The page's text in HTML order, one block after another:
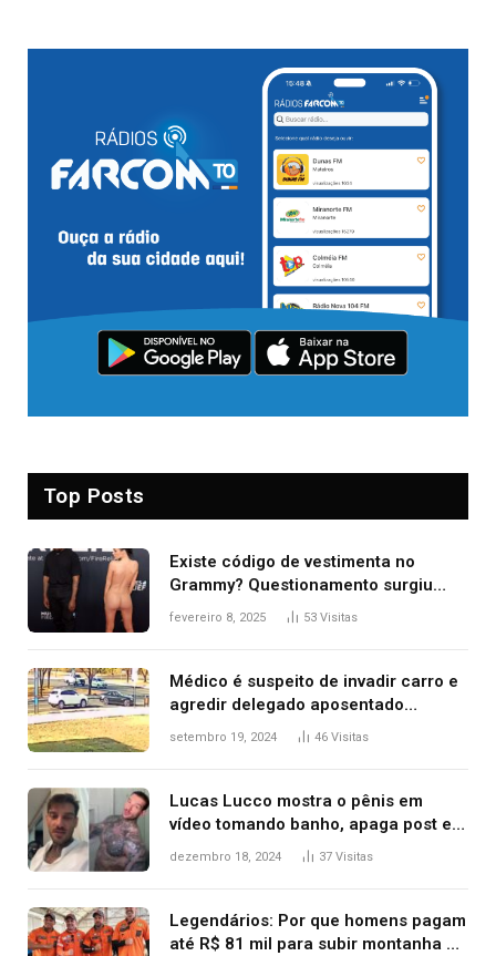
Top Posts
Existe código de vestimenta no
Grammy? Questionamento surgiu
após Bianca Censori, mulher de
fevereiro 8, 2025 53 Visitas
Médico é suspeito de invadir carro e
agredir delegado aposentado
durante confusão no trânsito
setembro 19, 2024 46 Visitas
Lucas Lucco mostra o pênis em
vídeo tomando banho, apaga post e
diz ‘foi mal’
dezembro 18, 2024 37 Visitas
Legendários: Por que homens pagam
até R$ 81 mil para subir montanha e